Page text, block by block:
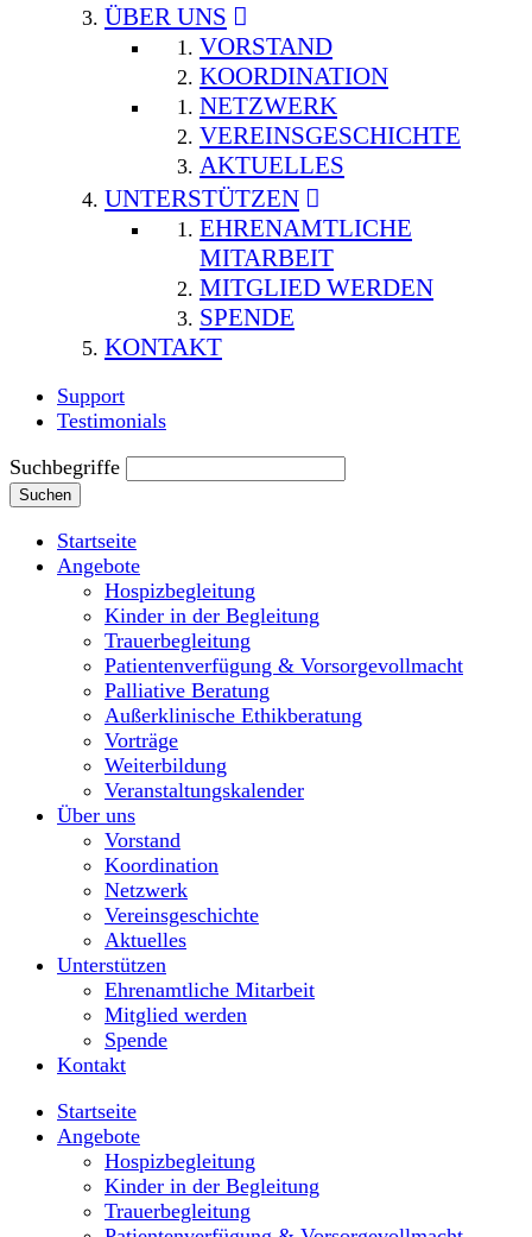
ÜBER UNS
VORSTAND
KOORDINATION
NETZWERK
VEREINSGESCHICHTE
AKTUELLES
UNTERSTÜTZEN
EHRENAMTLICHE
MITARBEIT
MITGLIED WERDEN
SPENDE
KONTAKT
Support
Testimonials
Suchbegriffe
Suchen
Startseite
Angebote
Hospizbegleitung
Kinder in der Begleitung
Trauerbegleitung
Patientenverfügung & Vorsorgevollmacht
Palliative Beratung
Außerklinische Ethikberatung
Vorträge
Weiterbildung
Veranstaltungskalender
Über uns
Vorstand
Koordination
Netzwerk
Vereinsgeschichte
Aktuelles
Unterstützen
Ehrenamtliche Mitarbeit
Mitglied werden
Spende
Kontakt
Startseite
Angebote
Hospizbegleitung
Kinder in der Begleitung
Trauerbegleitung